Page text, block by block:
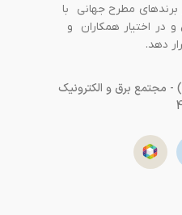
برندهای مطرح جهانی با
در اختیار همکاران و
دهد.
مجتمع برق و الکترونیک